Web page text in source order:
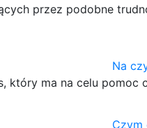
przez podobne
Na
który ma na celu
Czym